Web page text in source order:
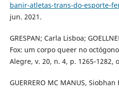
banir-atletas-trans-do-esporte-
jun. 2021.
GRESPAN; Carla Lisboa;
Fox: um corpo queer no
Alegre, v. 20, n. 4, p. 1265-1282,
GUERRERO MC MANUS,